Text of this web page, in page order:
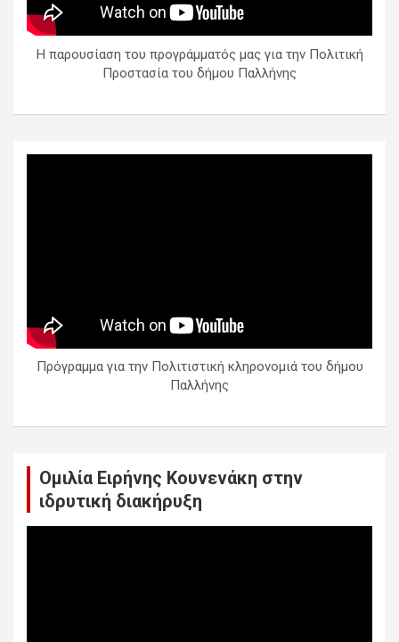
Η παρουσίαση του προγράμματός μας για την Πολιτική
Προστασία του δήμου Παλλήνης
Πρόγραμμα για την Πολιτιστική κληρονομιά του δήμου
Παλλήνης
Ομιλία Ειρήνης Κουνενάκη στην
ιδρυτική διακήρυξη